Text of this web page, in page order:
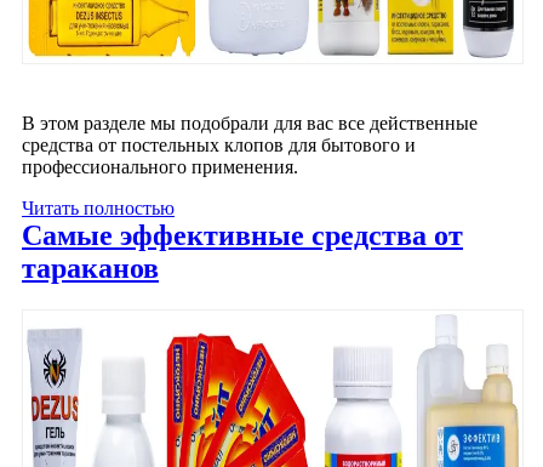
В этом разделе мы подобрали для вас все действенные
средства от постельных клопов для бытового и
профессионального применения.
Читать полностью
Самые эффективные средства от
тараканов